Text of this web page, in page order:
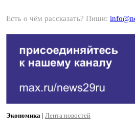
Есть о чём рассказать? Пиши:
Экономика | Лента новостей